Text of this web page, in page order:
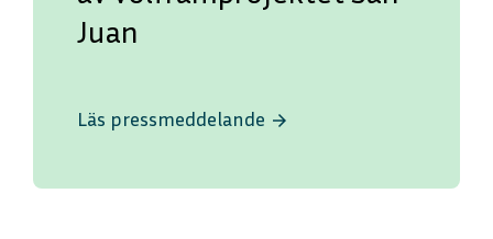
Juan
Läs pressmeddelande arrow_forward